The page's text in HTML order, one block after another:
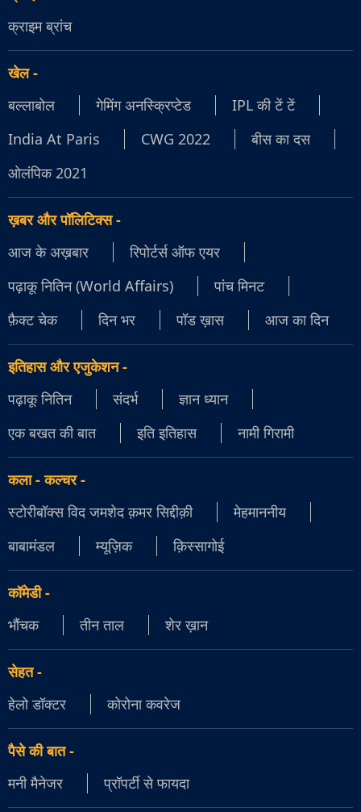
क्राइम ब्रांच
खेल-
बल्लाबोल
गेमिंग अनस्क्रिप्टेड
IPL की टें टें
India At Paris
CWG 2022
बीस का दस
ओलंपिक 2021
ख़बर और पॉलिटिक्स-
आज के अख़बार
रिपोर्टर्स ऑफ एयर
पढ़ाकू नितिन (World Affairs)
पांच मिनट
फ़ैक्ट चेक
दिन भर पॉड ख़ास आज का दिन
इतिहास और एजुकेशन-
पढ़ाकू नितिन
संदर्भ
ज्ञान ध्यान
एक बखत की बात
इति इतिहास नामी गिरामी
कला - कल्चर-
स्टोरीबॉक्स विद जमशेद क़मर सिद्दीक़ी
मेहमाननीय
बाबामंडल
म्यूज़िक क़िस्सागोई
कॉमेडी-
भौंचक
तीन ताल शेर ख़ान
सेहत-
हेलो डॉक्टर
कोरोना कवरेज
पैसे की बात-
मनी मैनेजर
प्रॉपर्टी से फायदा